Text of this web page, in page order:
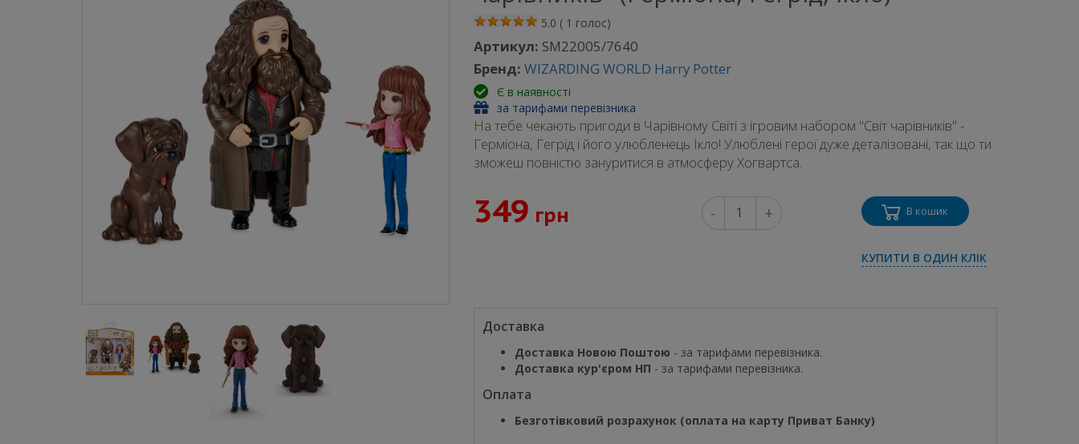
5.0 ( 1 голос)
Артикул: SM22005/7640
Бренд: WIZARDING WORLD Harry Potter
Є в наявності
за тарифами перевізника
На тебе чекають пригоди в Чарівному Світі з ігровим набором "Світ чарівників" -
Герміона, Гегрід і його улюбленець Ікло! Улюблені герої дуже деталізовані, так що ти
зможеш повністю зануритися в атмосферу Хогвартса.
349 грн - + В кошик
КУПИТИ В ОДИН КЛІК
Доставка
Доставка Новою Поштою - за тарифами перевізника.
Доставка кур'єром НП - за тарифами перевізника.
Оплата
Безготівковий розрахунок (оплата на карту Приват Банку)